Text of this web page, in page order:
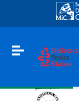
Go to content
Go to the
Go to the footer
Toggle navigation